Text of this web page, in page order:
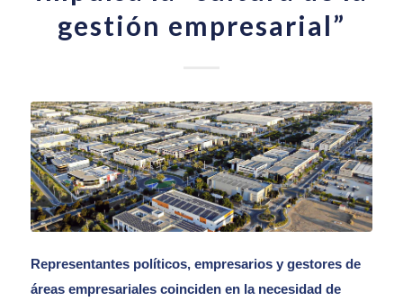
gestión empresarial”
Representantes políticos, empresarios y gestores de
áreas empresariales coinciden en la necesidad de